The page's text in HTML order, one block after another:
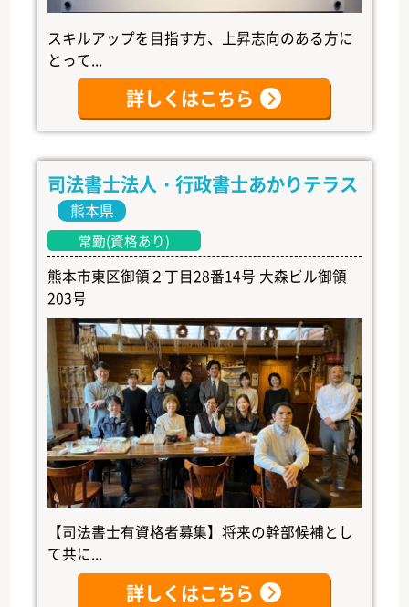
スキルアップを目指す方、上昇志向のある方に
とって...
詳しくはこちら
司法書士法人・行政書士あかりテラス
熊本県
常勤(資格あり)
熊本市東区御領２丁目28番14号 大森ビル御領
203号
【司法書士有資格者募集】将来の幹部候補とし
て共に...
詳しくはこちら